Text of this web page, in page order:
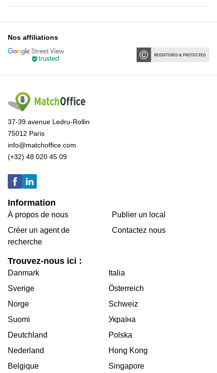
Nos affiliations
37-39 avenue Ledru-Rollin
75012 Paris
info@matchoffice.com
(+32) 48 020 45 09
Information
À propos de nous
Créer un agent de
recherche
Publier un local
Contactez nous
Trouvez-nous ici :
Danmark
Sverige
Norge
Suomi
Deutchland
Nederland
Belgique
Italia
Österreich
Schweiz
Україна
Polska
Hong Kong
Singapore